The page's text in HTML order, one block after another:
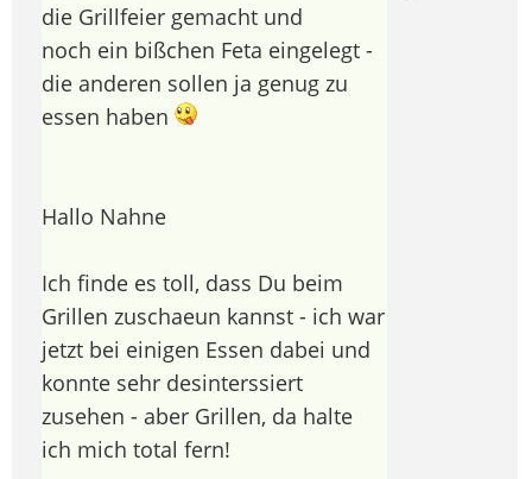
die Grillfeier gemacht und
noch ein bißchen Feta eingelegt -
die anderen sollen ja genug zu
essen haben
Hallo Nahne
Ich finde es toll, dass Du beim
Grillen zuschaeun kannst - ich war
jetzt bei einigen Essen dabei und
konnte sehr desinterssiert
zusehen - aber Grillen, da halte
ich mich total fern!